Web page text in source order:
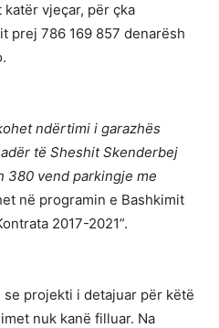
vjeçar, për çka
prej 786 169 857 denarësh
ndërtimi i garazhës
të Sheshit Skenderbej
380 vend parkingje me
në programin e Bashkimit
2017-2021”.
se projekti i detajuar për këtë
nuk kanë filluar. Na